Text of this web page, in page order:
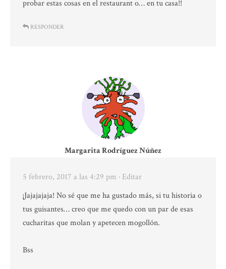
probar estas cosas en el restaurant o… en tu casa!!
RESPONDER
Margarita Rodríguez Núñez
5 febrero, 2017 a las 4:29 pm · Editar
¡Jajajajaja! No sé que me ha gustado más, si tu historia o
tus guisantes… creo que me quedo con un par de esas
cucharitas que molan y apetecen mogollón.
Bss